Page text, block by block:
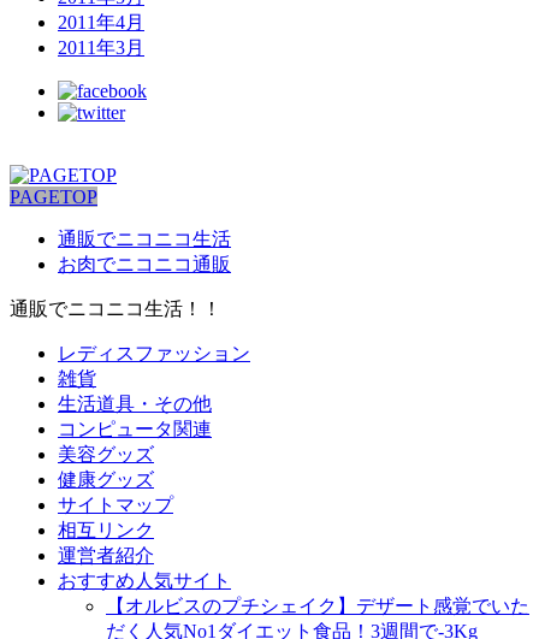
2011年4月
2011年3月
PAGETOP
通販でニコニコ生活
お肉でニコニコ通販
通販でニコニコ生活！！
レディスファッション
雑貨
生活道具・その他
コンピュータ関連
美容グッズ
健康グッズ
サイトマップ
相互リンク
運営者紹介
おすすめ人気サイト
【オルビスのプチシェイク】デザート感覚でいた
だく人気No1ダイエット食品！3週間で-3Kg